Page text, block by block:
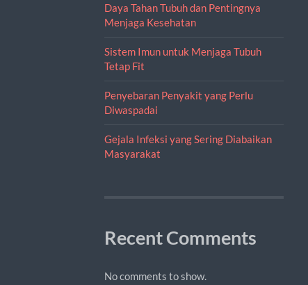
Daya Tahan Tubuh dan Pentingnya
Menjaga Kesehatan
Sistem Imun untuk Menjaga Tubuh
Tetap Fit
Penyebaran Penyakit yang Perlu
Diwaspadai
Gejala Infeksi yang Sering Diabaikan
Masyarakat
Recent Comments
No comments to show.